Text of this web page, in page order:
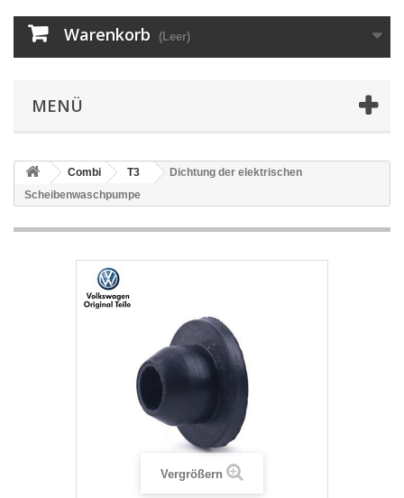
Warenkorb (Leer)
MENÜ
Combi T3
Dichtung der elektrischen
Scheibenwaschpumpe
Vergrößern